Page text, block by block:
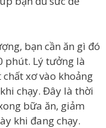
bạn cần ăn gì đó
phút. Lý tưởng là
xơ vào khoảng
chạy. Đây là thời
bữa ăn, giảm
khi đang chạy.